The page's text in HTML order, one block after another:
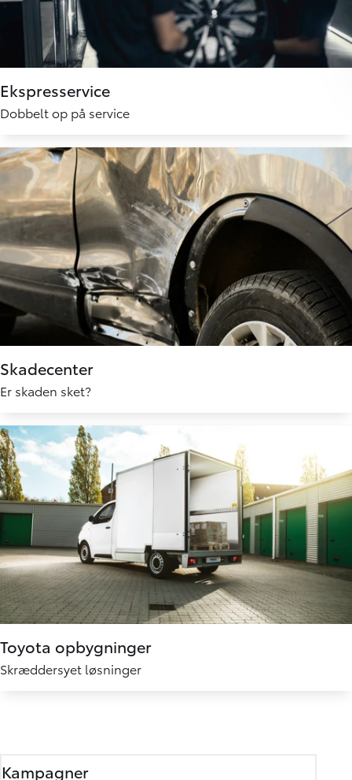
Ekspresservice
Dobbelt op på service
Skadecenter
Er skaden sket?
Toyota opbygninger
Skræddersyet løsninger
Kampagner